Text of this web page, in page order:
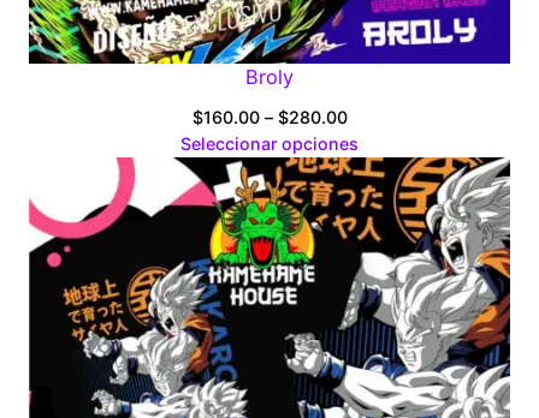
Broly
$160.00 – $280.00Price
range:
$160.00
through
$280.00
Seleccionar opciones